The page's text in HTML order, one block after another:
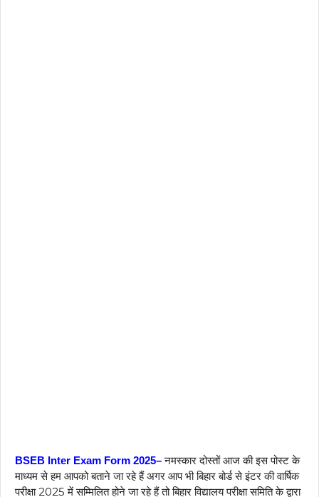
BSEB Inter Exam Form 2025–नमस्कार दोस्तों आज की इस पोस्ट के
माध्यम से हम आपको बताने जा रहे हैं अगर आप भी बिहार बोर्ड से इंटर की वार्षिक
परीक्षा 2025 में सम्मिलित होने जा रहे हैं तो बिहार विद्यालय परीक्षा समिति के द्वारा